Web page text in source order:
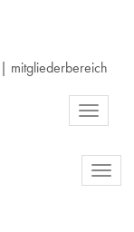
mitgliederbereich
Toggle